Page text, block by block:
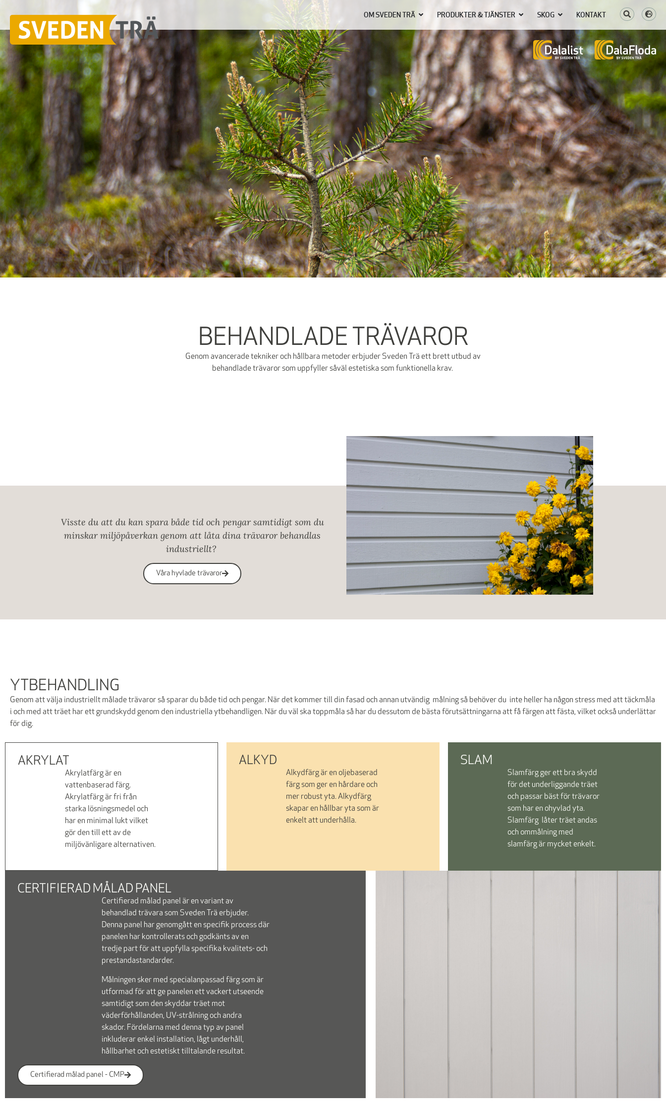
OM SVEDEN TRÄ PRODUKTER & TJÄNSTER SKOG KONTAKT
BEHANDLADE TRÄVAROR
Genom avancerade tekniker och hållbara metoder erbjuder Sveden Trä ett brett utbud av
behandlade trävaror som uppfyller såväl estetiska som funktionella krav.
Visste du att du kan spara både tid och pengar samtidigt som du
minskar miljöpåverkan genom att låta dina trävaror behandlas
industriellt?
Våra hyvlade trävaror
YTBEHANDLING
Genom att välja industriellt målade trävaror så sparar du både tid och pengar. När det kommer till din fasad och annan utvändig målning så behöver du inte heller ha någon stress med att täckmåla
i och med att träet har ett grundskydd genom den industriella ytbehandligen. När du väl ska toppmåla så har du dessutom de bästa förutsättningarna att få färgen att fästa, vilket också underlättar
för dig.
AKRYLAT
Akrylatfärg är en
vattenbaserad färg.
Akrylatfärg är fri från
starka lösningsmedel och
har en minimal lukt vilket
gör den till ett av de
miljövänligare alternativen.
ALKYD
Alkydfärg är en oljebaserad
färg som ger en hårdare och
mer robust yta. Alkydfärg
skapar en hållbar yta som är
enkelt att underhålla.
SLAM
Slamfärg ger ett bra skydd
för det underliggande träet
och passar bäst för trävaror
som har en ohyvlad yta.
Slamfärg låter träet andas
och ommålning med
slamfärg är mycket enkelt.
CERTIFIERAD MÅLAD PANEL
Certifierad målad panel är en variant av
behandlad trävara som Sveden Trä erbjuder.
Denna panel har genomgått en specifik process där
panelen har kontrollerats och godkänts av en
tredje part för att uppfylla specifika kvalitets- och
prestandastandarder.
Målningen sker med specialanpassad färg som är
utformad för att ge panelen ett vackert utseende
samtidigt som den skyddar träet mot
väderförhållanden, UV-strålning och andra
skador. Fördelarna med denna typ av panel
inkluderar enkel installation, lågt underhåll,
hållbarhet och estetiskt tilltalande resultat.
Certifierad målad panel - CMP